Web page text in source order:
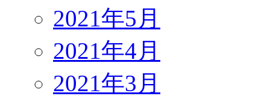
2021年5月
2021年4月
2021年3月